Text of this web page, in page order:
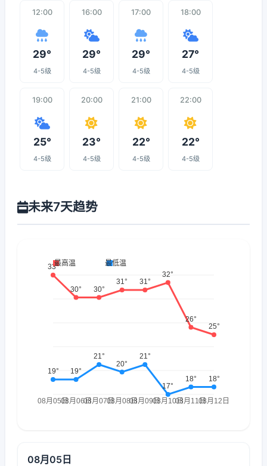
12:00
29°
4-5级
16:00
29°
4-5级
17:00
29°
4-5级
18:00
27°
4-5级
19:00
25°
4-5级
20:00
23°
4-5级
21:00
22°
4-5级
22:00
22°
4-5级
未来7天趋势
08月05日